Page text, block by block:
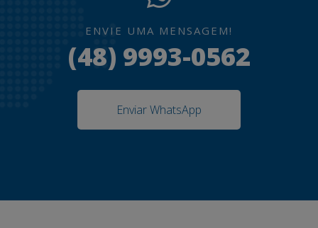
ENVIE UMA MENSAGEM!
(48) 9993-0562
Enviar WhatsApp